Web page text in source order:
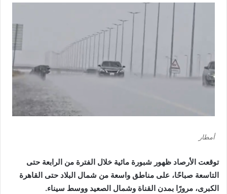
أمطار
توقعت الأرصاد ظهور شبورة مائية خلال الفترة من الرابعة حتى
التاسعة صباحًا، على مناطق واسعة من شمال البلاد حتى القاهرة
الكبرى، مرورًا بمدن القناة وشمال الصعيد ووسط سيناء.